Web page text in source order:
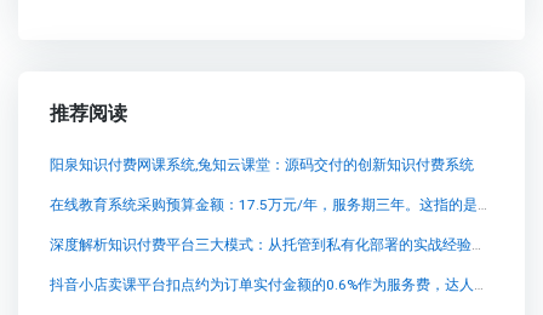
推荐阅读
阳泉知识付费网课系统,兔知云课堂：源码交付的创新知识付费系统
在线教育系统采购预算金额：17.5万元/年，服务期三年。这指的是盐城工学院采购爱课程
深度解析知识付费平台三大模式：从托管到私有化部署的实战经验与避坑指南
抖音小店卖课平台扣点约为订单实付金额的0.6%作为服务费，达人佣金则依据具体设置